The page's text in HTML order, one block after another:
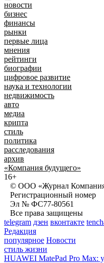
новости
бизнес
финансы
рынки
первые лица
мнения
рейтинги
биографии
цифровое развитие
наука и технологии
недвижимость
авто
медиа
крипта
стиль
политика
расследования
архив
«Компания будущего»
16+
© ООО «Журнал
Регистрационный номер
Эл № ФС77-80561
Все права защищены
telegram дзен вконтакте
Редакция
популярное Новости
стиль жизни
HUAWEI MatePad Pro Max: